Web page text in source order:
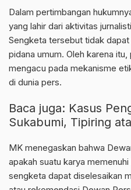
Dalam pertimbangan
yang lahir dari aktivitas
Sengketa tersebut tidak
pidana umum. Oleh karena
mengacu pada mekanisme
di dunia pers.
Baca juga: Kasus
Sukabumi, Tipiring
MK menegaskan bahwa
apakah suatu karya
sengketa dapat diselesaikan